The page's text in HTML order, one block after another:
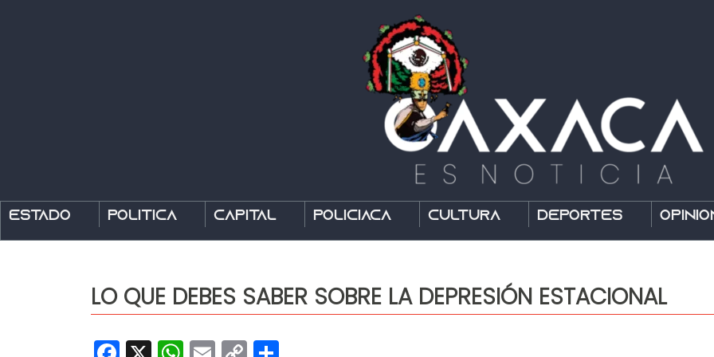
Estado Política Capital Policíaca Cultura Deportes
LO QUE DEBES SABER SOBRE LA DEPRESIÓN ESTACIONAL